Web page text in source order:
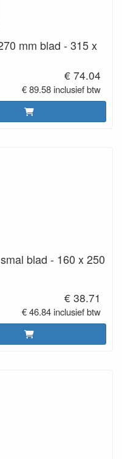
mm blad - 315 x
€ 74.04
€ 89.58 inclusief btw
blad - 160 x 250
€ 38.71
€ 46.84 inclusief btw